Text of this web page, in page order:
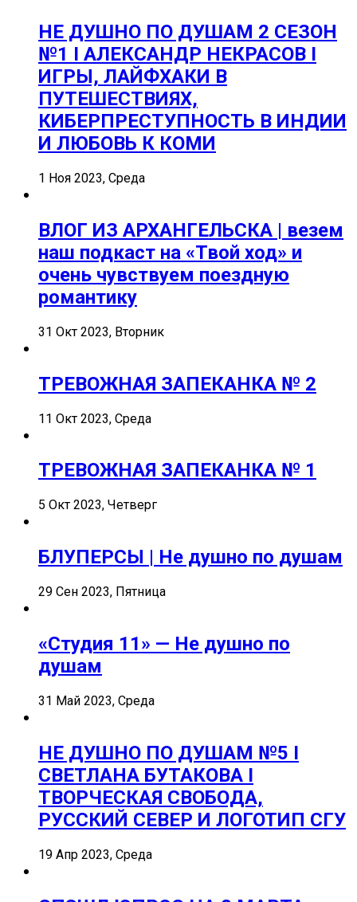
НЕ ДУШНО ПО ДУШАМ 2 СЕЗОН
№1 I АЛЕКСАНДР НЕКРАСОВ I
ИГРЫ, ЛАЙФХАКИ В
ПУТЕШЕСТВИЯХ,
КИБЕРПРЕСТУПНОСТЬ В ИНДИИ
И ЛЮБОВЬ К КОМИ
1 Ноя 2023, Среда
ВЛОГ ИЗ АРХАНГЕЛЬСКА | везем
наш подкаст на «Твой ход» и
очень чувствуем поездную
романтику
31 Окт 2023, Вторник
ТРЕВОЖНАЯ ЗАПЕКАНКА № 2
11 Окт 2023, Среда
ТРЕВОЖНАЯ ЗАПЕКАНКА № 1
5 Окт 2023, Четверг
БЛУПЕРСЫ | Не душно по душам
29 Сен 2023, Пятница
«Студия 11» — Не душно по
душам
31 Май 2023, Среда
НЕ ДУШНО ПО ДУШАМ №5 I
СВЕТЛАНА БУТАКОВА I
ТВОРЧЕСКАЯ СВОБОДА,
РУССКИЙ СЕВЕР И ЛОГОТИП СГУ
19 Апр 2023, Среда